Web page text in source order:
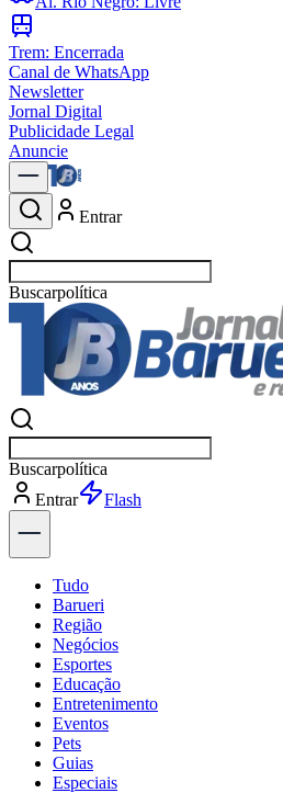
Trem: Encerrada
Canal de WhatsApp
Newsletter
Jornal Digital
Publicidade Legal
Anuncie
Entrar
Buscarnotícias em
Buscarnotícias em
Entrar
Explorar
Tudo
Barueri
Região
Negócios
Esportes
Educação
Entretenimento
Eventos
Pets
Guias
Especiais